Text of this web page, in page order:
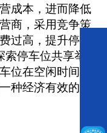
成本，进而降低
商，采用竞争策
过高，提升停车
停车位共享举
位在空闲时间可
种经济有效的方